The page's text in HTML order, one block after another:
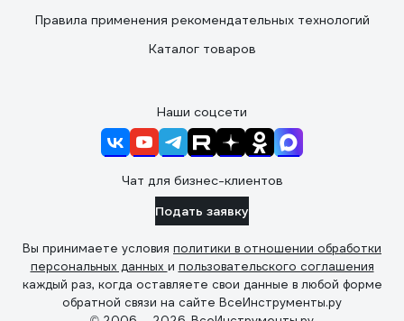
Правила применения рекомендательных технологий
Каталог товаров
Наши соцсети
Чат для бизнес-клиентов
Подать заявку
Вы принимаете условия политики в отношении обработки
персональных данных и пользовательского соглашения
каждый раз, когда оставляете свои данные в любой форме
обратной связи на сайте ВсеИнструменты.ру